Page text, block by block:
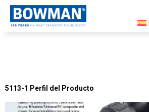
5113-1 Perfil del Producto